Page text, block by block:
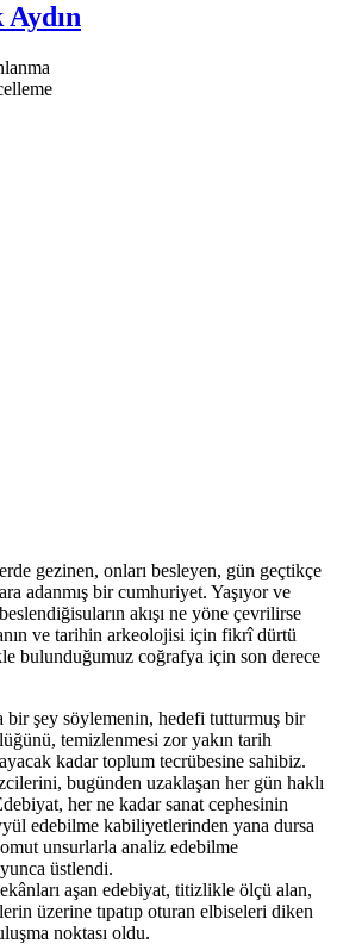
Aydın
gezinen, onları besleyen, gün geçtikçe
adanmış bir cumhuriyet. Yaşıyor ve
akışı ne yöne çevrilirse
ve tarihin arkeolojisi için fikrî dürtü
bulunduğumuz coğrafya için son derece
bir şey söylemenin, hedefi tutturmuş bir
temizlenmesi zor yakın tarih
kadar toplum tecrübesine sahibiz.
bugünden uzaklaşan her gün haklı
her ne kadar sanat cephesinin
edebilme kabiliyetlerinden yana dursa
unsurlarla analiz edebilme
üstlendi.
aşan edebiyat, titizlikle ölçü alan,
üzerine tıpatıp oturan elbiseleri diken
noktası oldu.